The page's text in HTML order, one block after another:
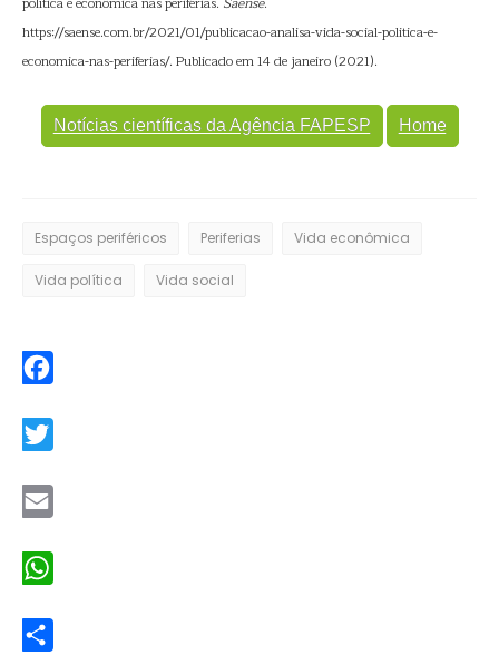
https://saense.com.br/2021/01/publicacao-analisa-vida-social-politica-e-
economica-nas-periferias/. Publicado em 14 de janeiro (2021).
Notícias científicas da Agência FAPESP Home
Espaços periféricos Periferias Vida econômica
Vida política Vida social